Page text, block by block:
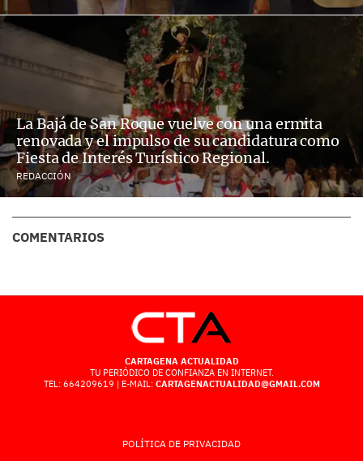
La Bajá de San Roque vuelve con una ermita
renovada y el impulso de su candidatura como
Fiesta de Interés Turístico Regional.
REDACCIÓN
COMENTARIOS
CARTAGENA ACTUALIDAD
TU PERIÓDICO DE CONFIANZA EN INTERNET.
TEL: 664209619 | E-MAIL: CARTAGENACTUALIDAD@GMAIL.COM
POLÍTICA DE PRIVACIDAD